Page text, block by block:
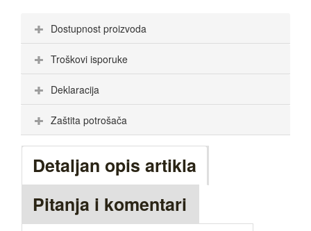
Dostupnost proizvoda
Troškovi isporuke
Deklaracija
Zaštita potrošača
Detaljan opis artikla
Pitanja i komentari